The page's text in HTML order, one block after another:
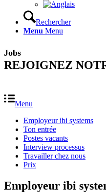
Rechercher
Menu Menu
Jobs
REJOIGNEZ
Menu
Employeur ibi systems
Ton entrée
Postes vacants
Interview processus
Travailler chez nous
Prix
Employeur ibi